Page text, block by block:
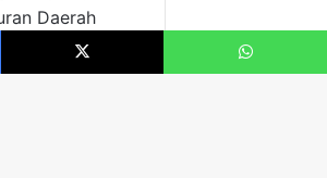
X WhatsApp